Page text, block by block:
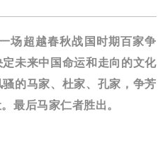
场超越春秋战国时期百家争
未来中国命运和走向的文化
的马家、杜家、孔家，争芳
最后马家仁者胜出。